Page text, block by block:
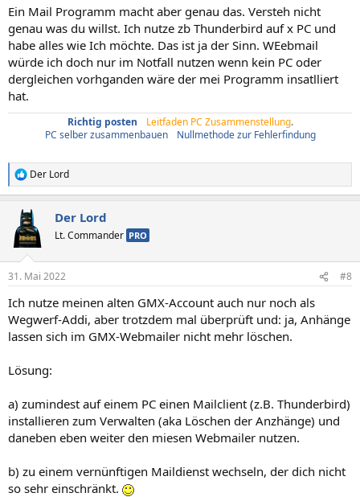
Ein Mail Programm macht aber genau das. Versteh nicht
genau was du willst. Ich nutze zb Thunderbird auf x PC und
habe alles wie Ich möchte. Das ist ja der Sinn. WEebmail
würde ich doch nur im Notfall nutzen wenn kein PC oder
dergleichen vorhganden wäre der mei Programm insatlliert
hat.
Richtig posten Leitfaden PC Zusammenstellung.
PC selber zusammenbauen
Nullmethode zur Fehlerfindung
R
e
t
i
e
:
Der Lord
Der Lord
Lt. Commander PRO
31. Mai 2022 #8
Ich nutze meinen alten GMX-Account auch nur noch als
Wegwerf-Addi, aber trotzdem mal überprüft und: ja, Anhänge
lassen sich im GMX-Webmailer nicht mehr löschen.
Lösung:
a) zumindest auf einem PC einen Mailclient (z.B. Thunderbird)
installieren zum Verwalten (aka Löschen der Anzhänge) und
daneben eben weiter den miesen Webmailer nutzen.
b) zu einem vernünftigen Maildienst wechseln, der dich nicht
so sehr einschränkt.